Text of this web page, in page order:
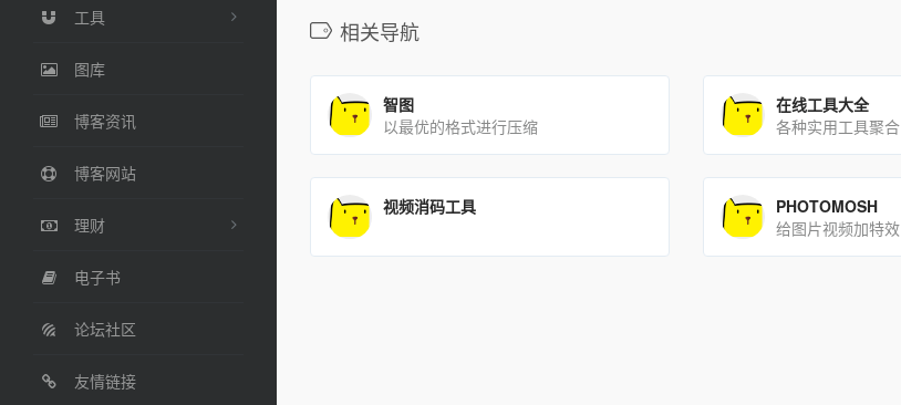
工具
图库
博客资讯
博客网站
理财
电子书
论坛社区
友情链接
相关导航
智图
以最优的格式进行压缩
在线工具大全
各种实用工具聚合
视频消码工具
PHOTOMOSH
给图片视频加特效